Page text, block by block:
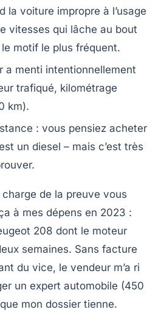
la voiture impropre à l’usage
vitesses qui lâche au bout
le motif le plus fréquent.
a menti intentionnellement
trafiqué, kilométrage
km).
: vous pensiez acheter
un diesel – mais c’est très
charge de la preuve vous
à mes dépens en 2023 :
208 dont le moteur
semaines. Sans facture
du vice, le vendeur m’a ri
un expert automobile (450
mon dossier tienne.